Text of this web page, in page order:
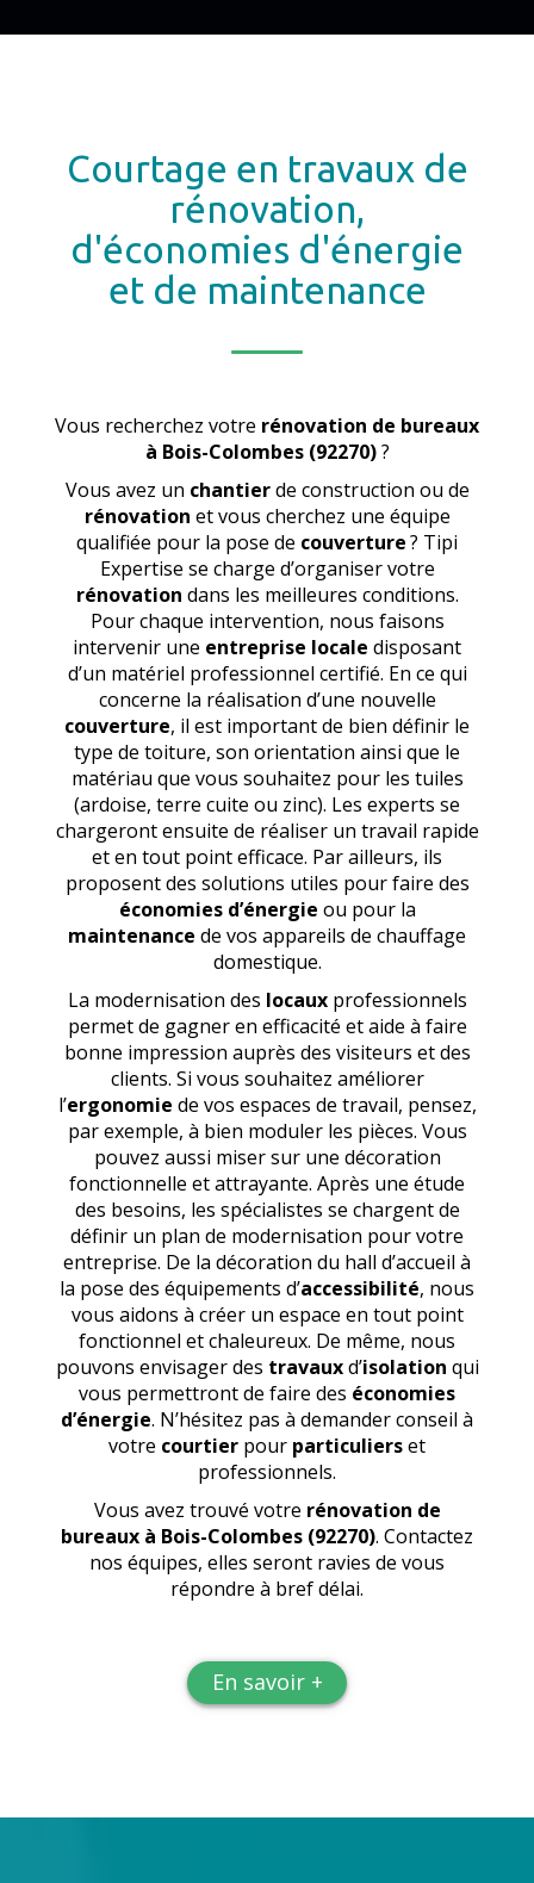
Courtage en travaux de
rénovation,
d'économies d'énergie
et de maintenance
Vous recherchez votre rénovation de bureaux
à Bois-Colombes (92270) ?
Vous avez un chantierde construction ou de
rénovation et vous cherchez une équipe
qualifiée pour la pose de couverture? Tipi
Expertise se charge d’organiser votre
rénovation dans les meilleures conditions.
Pour chaque intervention, nous faisons
intervenir une entreprise locale disposant
d’un matériel professionnel certifié. En ce qui
concerne la réalisation d’une nouvelle
couverture, il est important de bien définir le
type de toiture, son orientation ainsi que le
matériau que vous souhaitez pour les tuiles
(ardoise, terre cuite ou zinc). Les experts se
chargeront ensuite de réaliser un travail rapide
et en tout point efficace. Par ailleurs, ils
proposent des solutions utiles pour faire des
économies d’énergie ou pour la
maintenance de vos appareils de chauffage
domestique.
La modernisation des locauxprofessionnels
permet de gagner en efficacité et aide à faire
bonne impression auprès des visiteurs et des
clients. Si vous souhaitez améliorer
l’ergonomie de vos espaces de travail, pensez,
par exemple, à bien moduler les pièces. Vous
pouvez aussi miser sur une décoration
fonctionnelle et attrayante. Après une étude
des besoins, les spécialistes se chargent de
définir un plan de modernisation pour votre
entreprise. De la décoration du hall d’accueil à
la pose des équipements d’accessibilité, nous
vous aidons à créer un espace en tout point
fonctionnel et chaleureux. De même, nous
pouvons envisager des travauxd’isolation qui
vous permettront de faire des économies
d’énergie. N’hésitez pas à demander conseil à
votre courtier pour particulierset
professionnels.
Vous avez trouvé votre rénovation de
bureaux à Bois-Colombes (92270). Contactez
nos équipes, elles seront ravies de vous
répondre à bref délai.
En savoir +